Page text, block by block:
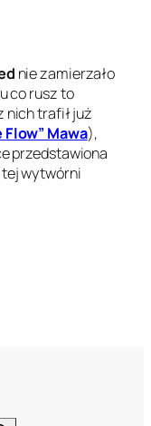
nie zamierzało
co rusz to
nich trafił już
Flow” Mawa),
przedstawiona
wytwórni